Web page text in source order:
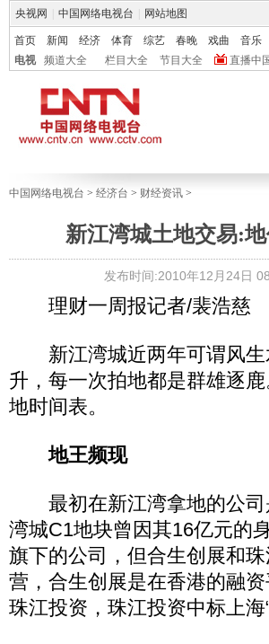
央视网 中国网络电视台 网站地图
首页 新闻 经济 体育 综艺 春晚 戏曲 音乐
电视
频道大全 栏目大全 节目大全 直播中
中国网络电视台 > 经济台 > 财经资讯 >
新江湾城土地交易:
发布时间:2010年12月24日
理财一周报记者/裴浩慈
新江湾城近两年可谓风生
升，每一次拍地都是群雄逐
地时间表。
地王频现
最初在新江湾拿地的公司
湾城C1地块曾因其16亿元的
旗下的公司，但合生创展和
营，合生创展是在香港的融
珠江投资，珠江投资中标上